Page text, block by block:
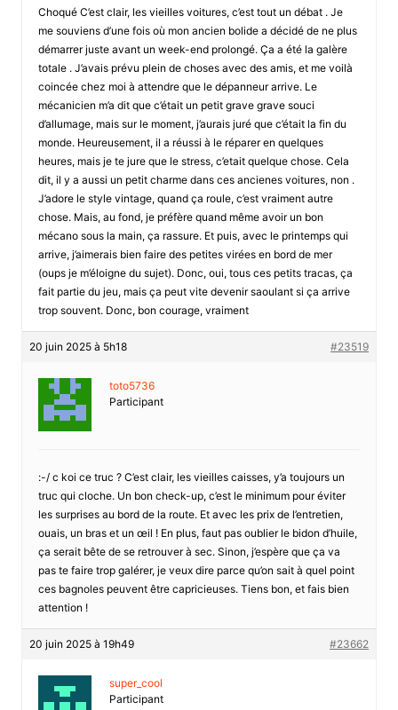
Choqué C’est clair, les vieilles voitures, c’est tout un débat . Je
me souviens d’une fois où mon ancien bolide a décidé de ne plus
démarrer juste avant un week-end prolongé. Ça a été la galère
totale . J’avais prévu plein de choses avec des amis, et me voilà
coincée chez moi à attendre que le dépanneur arrive. Le
mécanicien m’a dit que c’était un petit grave grave souci
d’allumage, mais sur le moment, j’aurais juré que c’était la fin du
monde. Heureusement, il a réussi à le réparer en quelques
heures, mais je te jure que le stress, c’etait quelque chose. Cela
dit, il y a aussi un petit charme dans ces ancienes voitures, non .
J’adore le style vintage, quand ça roule, c’est vraiment autre
chose. Mais, au fond, je préfère quand même avoir un bon
mécano sous la main, ça rassure. Et puis, avec le printemps qui
arrive, j’aimerais bien faire des petites virées en bord de mer
(oups je m’éloigne du sujet). Donc, oui, tous ces petits tracas, ça
fait partie du jeu, mais ça peut vite devenir saoulant si ça arrive
trop souvent. Donc, bon courage, vraiment
20 juin 2025 à 5h18 #23519
toto5736
Participant
:-/ c koi ce truc ? C’est clair, les vieilles caisses, y’a toujours un
truc qui cloche. Un bon check-up, c’est le minimum pour éviter
les surprises au bord de la route. Et avec les prix de l’entretien,
ouais, un bras et un œil ! En plus, faut pas oublier le bidon d’huile,
ça serait bête de se retrouver à sec. Sinon, j’espère que ça va
pas te faire trop galérer, je veux dire parce qu’on sait à quel point
ces bagnoles peuvent être capricieuses. Tiens bon, et fais bien
attention !
20 juin 2025 à 19h49 #23662
super_cool
Participant